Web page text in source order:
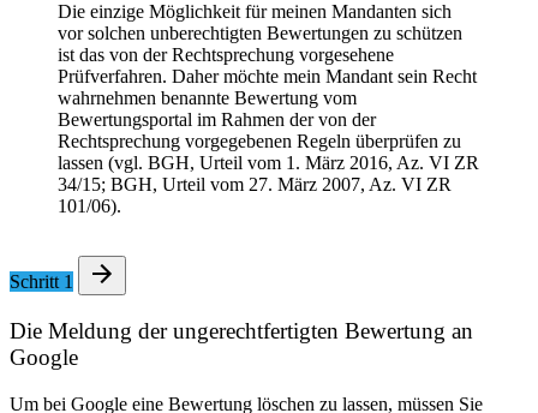
Die einzige Möglichkeit für meinen Mandanten sich
vor solchen unberechtigten Bewertungen zu schützen
ist das von der Rechtsprechung vorgesehene
Prüfverfahren. Daher möchte mein Mandant sein Recht
wahrnehmen benannte Bewertung vom
Bewertungsportal im Rahmen der von der
Rechtsprechung vorgegebenen Regeln überprüfen zu
lassen (vgl. BGH, Urteil vom 1. März 2016, Az. VI ZR
34/15; BGH, Urteil vom 27. März 2007, Az. VI ZR
101/06).
Schritt 1
Die Meldung der ungerechtfertigten Bewertung an
Google
Um bei Google eine Bewertung löschen zu lassen, müssen Sie